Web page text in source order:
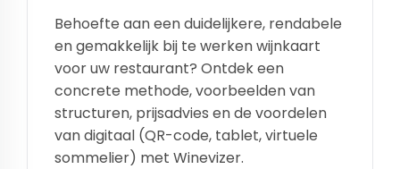
Behoefte aan een duidelijkere, rendabele
en gemakkelijk bij te werken wijnkaart
voor uw restaurant? Ontdek een
concrete methode, voorbeelden van
structuren, prijsadvies en de voordelen
van digitaal (QR-code, tablet, virtuele
sommelier) met Winevizer.